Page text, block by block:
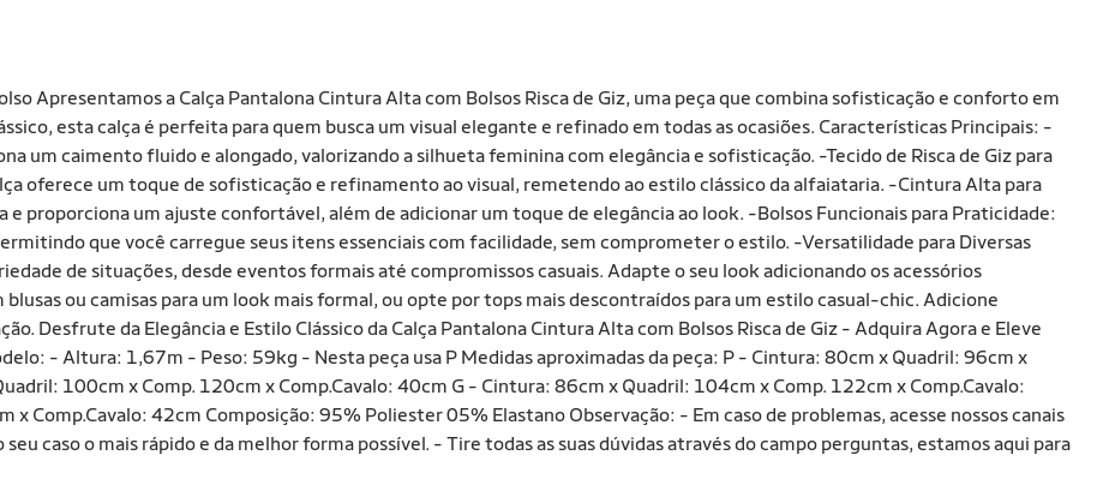
Apresentamos a Calça Pantalona Cintura Alta com Bolsos Risca de Giz, uma peça que combina sofisticação e conforto em
esta calça é perfeita para quem busca um visual elegante e refinado em todas as ocasiões. Características Principais: -
um caimento fluido e alongado, valorizando a silhueta feminina com elegância e sofisticação. -Tecido de Risca de Giz para
oferece um toque de sofisticação e refinamento ao visual, remetendo ao estilo clássico da alfaiataria. -Cintura Alta para
e proporciona um ajuste confortável, além de adicionar um toque de elegância ao look. -Bolsos Funcionais para Praticidade:
que você carregue seus itens essenciais com facilidade, sem comprometer o estilo. -Versatilidade para Diversas
de situações, desde eventos formais até compromissos casuais. Adapte o seu look adicionando os acessórios
ou camisas para um look mais formal, ou opte por tops mais descontraídos para um estilo casual-chic. Adicione
Desfrute da Elegância e Estilo Clássico da Calça Pantalona Cintura Alta com Bolsos Risca de Giz - Adquira Agora e Eleve
- Altura: 1,67m - Peso: 59kg - Nesta peça usa P Medidas aproximadas da peça: P - Cintura: 80cm x Quadril: 96cm x
100cm x Comp. 120cm x Comp.Cavalo: 40cm G - Cintura: 86cm x Quadril: 104cm x Comp. 122cm x Comp.Cavalo:
Comp.Cavalo: 42cm Composição: 95% Poliester 05% Elastano Observação: - Em caso de problemas, acesse nossos canais
caso o mais rápido e da melhor forma possível. - Tire todas as suas dúvidas através do campo perguntas, estamos aqui para